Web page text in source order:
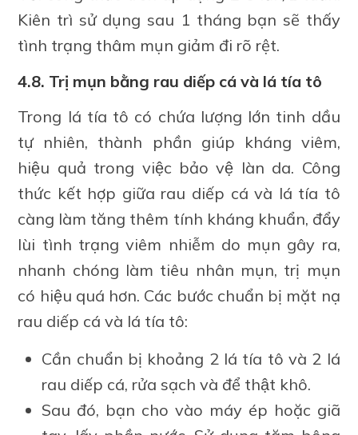
Kiên trì sử dụng sau 1 tháng bạn sẽ thấy
tình trạng thâm mụn giảm đi rõ rệt.
4.8. Trị mụn bằng rau diếp cá và lá tía tô
Trong lá tía tô có chứa lượng lớn tinh dầu
tự nhiên, thành phần giúp kháng viêm,
hiệu quả trong việc bảo vệ làn da. Công
thức kết hợp giữa rau diếp cá và lá tía tô
càng làm tăng thêm tính kháng khuẩn, đẩy
lùi tình trạng viêm nhiễm do mụn gây ra,
nhanh chóng làm tiêu nhân mụn, trị mụn
có hiệu quá hơn. Các bước chuẩn bị mặt nạ
rau diếp cá và lá tía tô:
Cần chuẩn bị khoảng 2 lá tía tô và 2 lá
rau diếp cá, rửa sạch và để thật khô.
Sau đó, bạn cho vào máy ép hoặc giã